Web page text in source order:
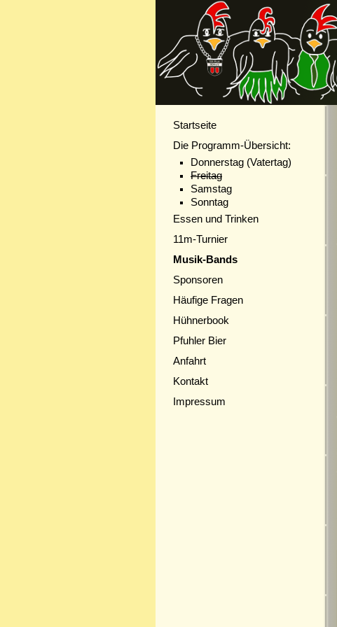
Startseite
Die Programm-Übersicht:
Donnerstag (Vatertag)
Freitag
Samstag
Sonntag
Essen und Trinken
11m-Turnier
Musik-Bands
Sponsoren
Häufige Fragen
Hühnerbook
Pfuhler Bier
Anfahrt
Kontakt
Impressum